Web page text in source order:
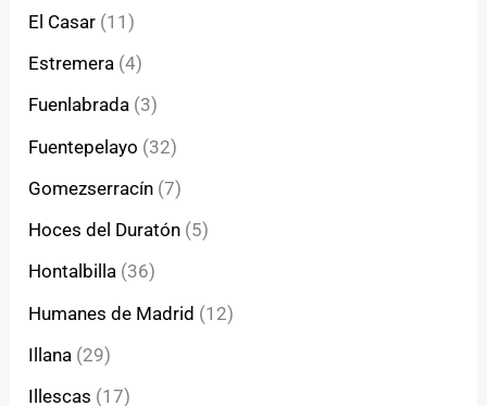
El Casar (11)
Estremera (4)
Fuenlabrada (3)
Fuentepelayo (32)
Gomezserracín (7)
Hoces del Duratón (5)
Hontalbilla (36)
Humanes de Madrid (12)
Illana (29)
Illescas (17)